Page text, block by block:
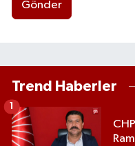
Gönder
Trend Haberler
1